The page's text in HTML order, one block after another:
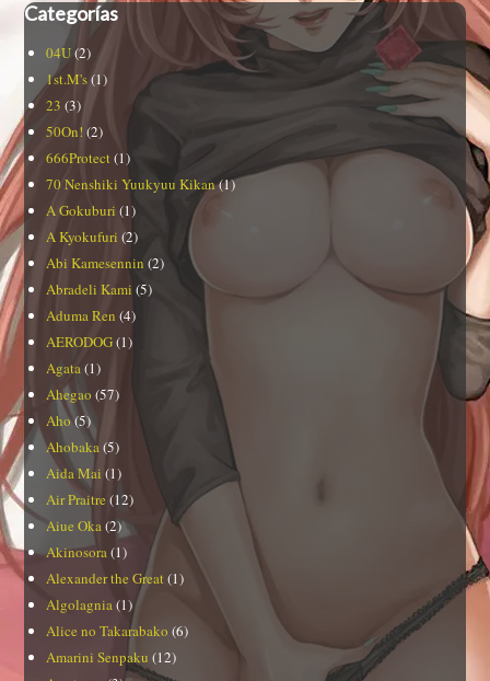
Categorías
04U(2)
1st.M's(1)
23 (3)
50On! (2)
666Protect(1)
70 Nenshiki Yuukyuu Kikan(1)
A Gokuburi (1)
A Kyokufuri (2)
Abi Kamesennin (2)
Abradeli Kami (5)
Aduma Ren (4)
AERODOG(1)
Agata(1)
Ahegao (57)
Aho(5)
Ahobaka(5)
Aida Mai (1)
Air Praitre (12)
Aiue Oka(2)
Akinosora(1)
Alexander the Great(1)
Algolagnia(1)
Alice no Takarabako (6)
Amarini Senpaku (12)